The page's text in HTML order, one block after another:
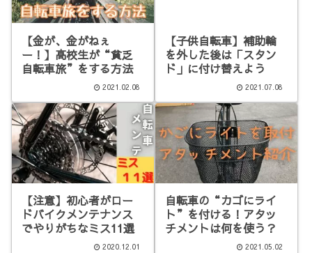
【金が、金がねぇ
ー！】高校生が“貧乏
自転車旅”をする方法
2021.02.08
【子供自転車】補助輪
を外した後は「スタン
ド」に付け替えよう
2021.07.08
【注意】初心者がロー
ドバイクメンテナンス
でやりがちなミス11選
2020.12.01
自転車の“カゴにライ
ト”を付ける！アタッ
チメントは何を使う？
2021.05.02